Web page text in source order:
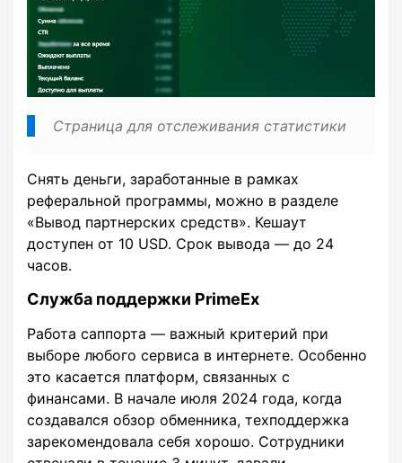
Страница для отслеживания статистики
Снять деньги, заработанные в рамках
реферальной программы, можно в разделе
«Вывод партнерских средств». Кешаут
доступен от 10 USD. Срок вывода — до 24
часов.
Служба поддержки PrimeEx
Работа саппорта — важный критерий при
выборе любого сервиса в интернете. Особенно
это касается платформ, связанных с
финансами. В начале июля 2024 года, когда
создавался обзор обменника, техподдержка
зарекомендовала себя хорошо. Сотрудники